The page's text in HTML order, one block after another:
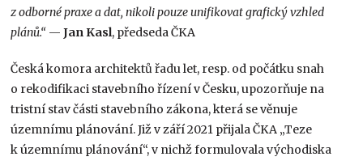
z odborné praxe a dat, nikoli pouze unifikovat grafický vzhled
plánů.“ —Jan Kasl, předseda ČKA
Česká komora architektů řadu let, resp. od počátku snah
o rekodifikaci stavebního řízení v Česku, upozorňuje na
tristní stav části stavebního zákona, která se věnuje
územnímu plánování. Již v září 2021 přijala ČKA „Teze
k územnímu plánování“, v nichž formulovala východiska